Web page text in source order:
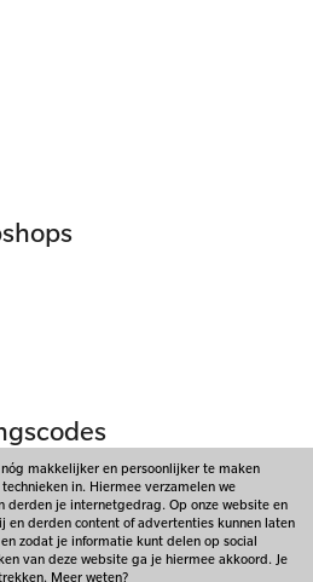
kortingscodes
makkelijker en persoonlijker te maken
in. Hiermee verzamelen we
derden je internetgedrag. Op onze website en
en derden content of advertenties kunnen laten
zodat je informatie kunt delen op social
van deze website ga je hiermee akkoord. Je
Meer weten?